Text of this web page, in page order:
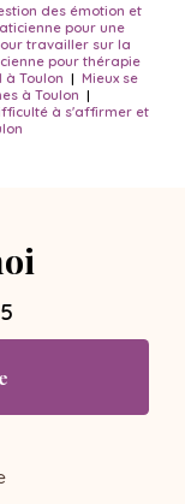
des émotion et
pour une
travailler sur la
pour thérapie
Toulon | Mieux se
à Toulon |
à s'affirmer et